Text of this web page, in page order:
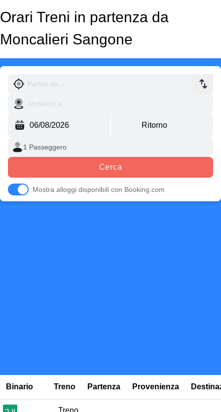
Orari Treni in partenza da
Moncalieri Sangone
Cerca
Mostra alloggi disponibili con Booking.com
Binario Treno Partenza Provenienza
Treno